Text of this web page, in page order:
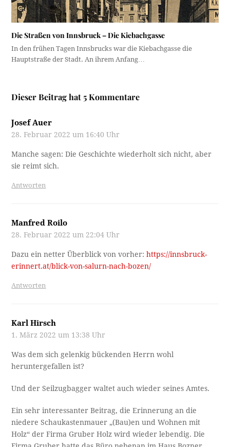
Die Straßen von Innsbruck – Die Kiebachgasse
In den frühen Tagen Innsbrucks war die Kiebachgasse die
Hauptstraße der Stadt. An ihrem Anfang…
Dieser Beitrag hat 5 Kommentare
Josef Auer
28. Februar 2022 um 16:40 Uhr
Manche sagen: Die Geschichte wiederholt sich nicht, aber
sie reimt sich.
Antworten
Manfred Roilo
28. Februar 2022 um 22:04 Uhr
Dazu ein netter Überblick von vorher:https://innsbruck-
erinnert.at/blick-von-salurn-nach-bozen/
Antworten
Karl Hirsch
1. März 2022 um 13:38 Uhr
Was dem sich gelenkig bückenden Herrn wohl
heruntergefallen ist?
Und der Seilzugbagger waltet auch wieder seines Amtes.
Ein sehr interessanter Beitrag, die Erinnerung an die
niedere Schaukastenmauer „(Bau)en und Wohnen mit
Holz“ der Firma Gruber Holz wird wieder lebendig. Die